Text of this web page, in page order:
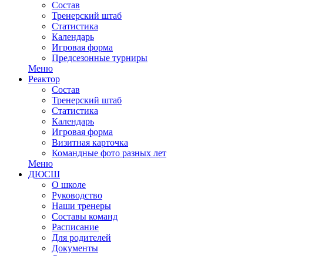
Состав
Тренерский штаб
Статистика
Календарь
Игровая форма
Предсезонные турниры
Меню
Реактор
Состав
Тренерский штаб
Статистика
Календарь
Игровая форма
Визитная карточка
Командные фото разных лет
Меню
ДЮСШ
О школе
Руководство
Наши тренеры
Составы команд
Расписание
Для родителей
Документы